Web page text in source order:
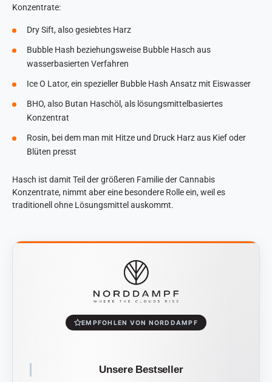
Konzentrate:
Dry Sift, also gesiebtes Harz
Bubble Hash beziehungsweise Bubble Hasch aus
wasserbasierten Verfahren
Ice O Lator, ein spezieller Bubble Hash Ansatz mit Eiswasser
BHO, also Butan Haschöl, als lösungsmittelbasiertes
Konzentrat
Rosin, bei dem man mit Hitze und Druck Harz aus Kief oder
Blüten presst
Hasch ist damit Teil der größeren Familie der Cannabis
Konzentrate, nimmt aber eine besondere Rolle ein, weil es
traditionell ohne Lösungsmittel auskommt.
EMPFOHLEN VON NORDDAMPF
Unsere Bestseller